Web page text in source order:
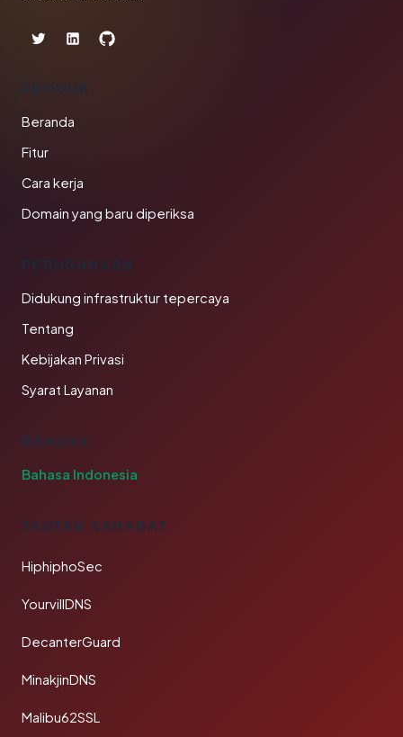
PRODUK
Beranda
Fitur
Cara kerja
Domain yang baru diperiksa
PERUSAHAAN
Didukung infrastruktur tepercaya
Tentang
Kebijakan Privasi
Syarat Layanan
BAHASA
Bahasa Indonesia
TAUTAN SAHABAT
HiphiphoSec
YourvillDNS
DecanterGuard
MinakjinDNS
Malibu62SSL